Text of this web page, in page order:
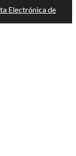
Electrónica de